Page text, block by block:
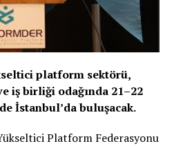
platform sektörü,
iş birliği odağında 21–22
İstanbul’da buluşacak.
Platform Federasyonu